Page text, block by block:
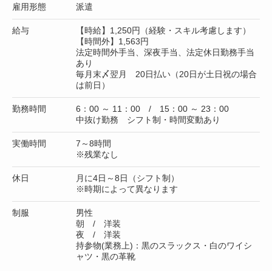
雇用形態 派遣
給与
【時給】1,250円（経験・スキル考慮します）
【時間外】1,563円
法定時間外手当、深夜手当、法定休日勤務手当
あり
毎月末〆翌月 20日払い（20日が土日祝の場合
は前日）
勤務時間
6：00 ～ 11：00 / 15：00 ～ 23：00
中抜け勤務 シフト制・時間変動あり
実働時間
7～8時間
※残業なし
休日
月に4日～8日（シフト制）
※時期によって異なります
制服
男性
朝 / 洋装
夜 / 洋装
持参物(業務上)：黒のスラックス・白のワイシ
ャツ・黒の革靴